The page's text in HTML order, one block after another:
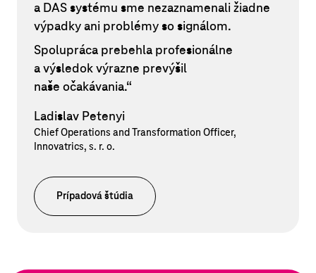
a DAS systému sme nezaznamenali žiadne
výpadky ani problémy so signálom.
Spolupráca prebehla profesionálne
a výsledok výrazne prevýšil
naše očakávania.“
Ladislav Petenyi
Chief Operations and Transformation Officer,
Innovatrics, s. r. o.
Prípadová štúdia